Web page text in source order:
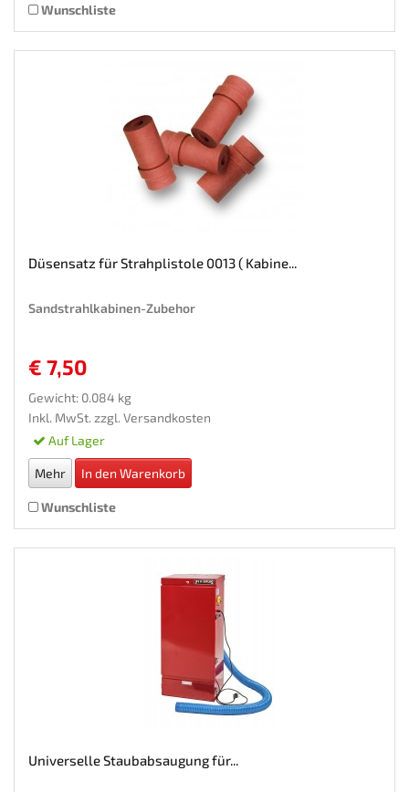
Wunschliste
Düsensatz für Strahplistole 0013 ( Kabine...
Sandstrahlkabinen-Zubehor
€ 7,50
Gewicht: 0.084 kg
Inkl. MwSt. zzgl. Versandkosten
Auf Lager
Mehr In den Warenkorb
Wunschliste
Universelle Staubabsaugung für...